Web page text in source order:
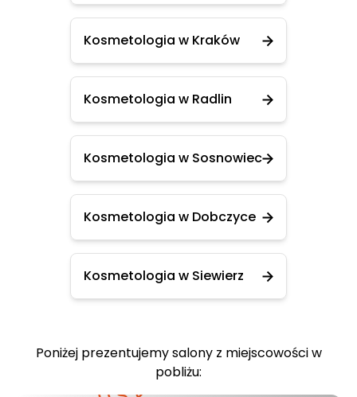
Kosmetologia w Kraków
Kosmetologia w Radlin
Kosmetologia w Sosnowiec
Kosmetologia w Dobczyce
Kosmetologia w Siewierz
Poniżej prezentujemy salony z miejscowości w
pobliżu: